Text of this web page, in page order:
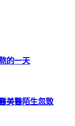
的一天
美醫陌生忽致